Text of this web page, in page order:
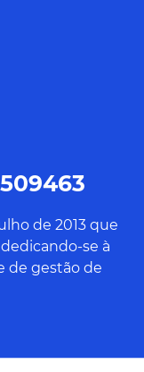
de 2013 que
se à
de gestão de